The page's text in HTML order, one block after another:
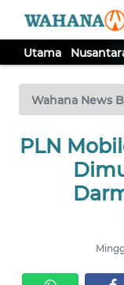
Utama
Wahana News
PLN
TV
Tutup
UTAMA
NUSANTARA
SERBA-